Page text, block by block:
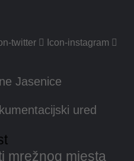
twitter Icon-instagram
Jasenice
ured
mrežnog mjesta